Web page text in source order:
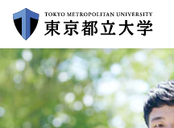
イ
ン
コ
テ
グローバルメニューにスキップ